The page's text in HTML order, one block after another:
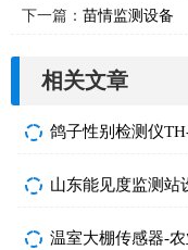
下一篇： 苗情监测设备
相关文章
鸽子性别检测仪
山东能见度监测站
温室大棚传感器-